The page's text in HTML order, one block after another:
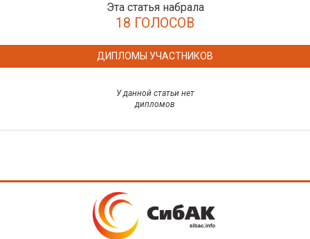
Эта статья набрала
18 ГОЛОСОВ
ДИПЛОМЫ УЧАСТНИКОВ
У данной статьи нет
дипломов